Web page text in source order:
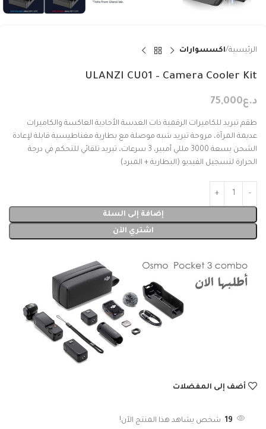
الرئيسية اكسسوارات
ULANZI CU01 – Camera Cooler Kit
د.ع75,000
طقم تبريد للكاميرات الرقمية ذات العدسة الأحادية العاكسة والكاميرات
عديمة المرآة، مروحة تبريد شبه موصلة مع بطارية مغناطيسية قابلة لإعادة
الشحن بسعة 3000 مللي أمبير، 3 سرعات، تبريد تلقائي للتحكم في درجة
الحرارة لتسجيل الفيديو (البطارية + المبرد)
إضافة إلى السلة
اشتري الآن
أضف إلى المفضلات
19 شخص يشاهد هذا المنتج الآن!